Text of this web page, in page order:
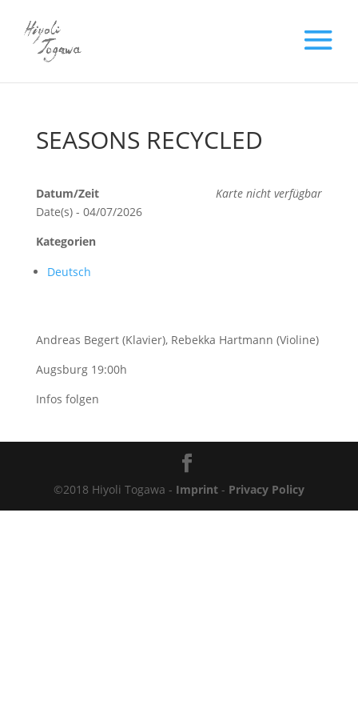
SEASONS RECYCLED
Karte nicht verfügbar
Datum/Zeit
Date(s) - 04/07/2026
Kategorien
Deutsch
Andreas Begert (Klavier), Rebekka Hartmann (Violine)
Augsburg 19:00h
Infos folgen
©2018 Hiyoli Togawa - Imprint- Privacy Policy